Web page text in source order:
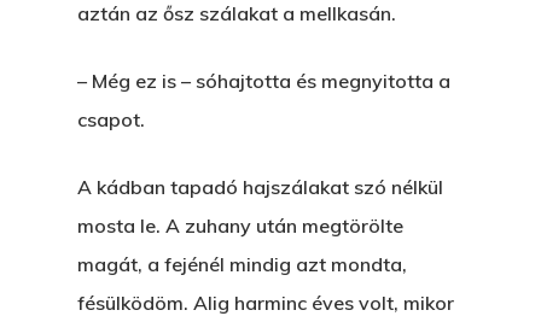
aztán az ősz szálakat a mellkasán.
– Még ez is – sóhajtotta és megnyitotta a
csapot.
A kádban tapadó hajszálakat szó nélkül
mosta le. A zuhany után megtörölte
magát, a fejénél mindig azt mondta,
fésülködöm. Alig harminc éves volt, mikor